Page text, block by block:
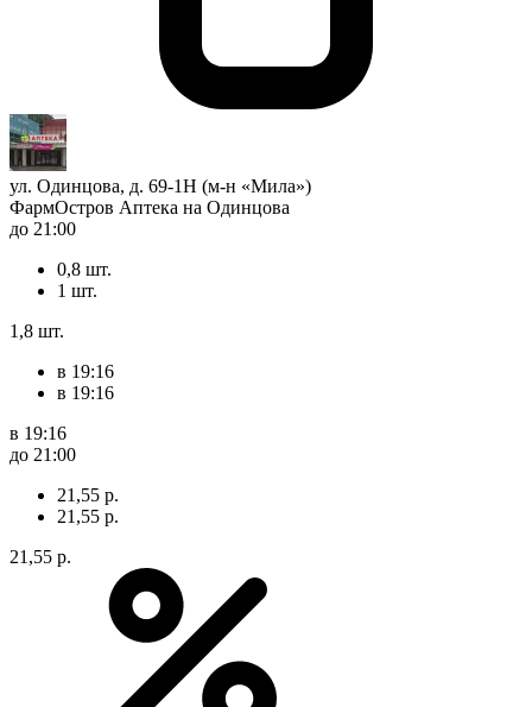
ул. Одинцова, д. 69-1Н (м-н «Мила»)
ФармОстров Аптека на Одинцова
до 21:00
0,8 шт.
1 шт.
1,8 шт.
в 19:16
в 19:16
в 19:16
до 21:00
21,55 р.
21,55 р.
21,55 р.